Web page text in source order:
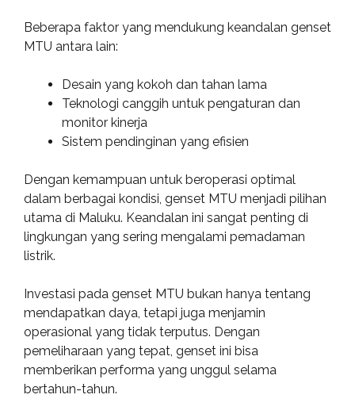
Beberapa faktor yang mendukung keandalan genset
MTU antara lain:
Desain yang kokoh dan tahan lama
Teknologi canggih untuk pengaturan dan
monitor kinerja
Sistem pendinginan yang efisien
Dengan kemampuan untuk beroperasi optimal
dalam berbagai kondisi, genset MTU menjadi pilihan
utama di Maluku. Keandalan ini sangat penting di
lingkungan yang sering mengalami pemadaman
listrik.
Investasi pada genset MTU bukan hanya tentang
mendapatkan daya, tetapi juga menjamin
operasional yang tidak terputus. Dengan
pemeliharaan yang tepat, genset ini bisa
memberikan performa yang unggul selama
bertahun-tahun.